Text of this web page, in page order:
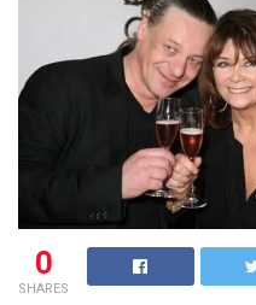
0
SHARES